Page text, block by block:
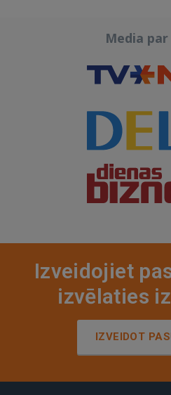
Media
Izveidojiet
izvēlaties
IZVEIDOT